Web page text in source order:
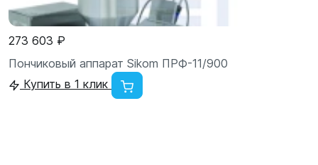
273 603 ₽
Пончиковый аппарат Sikom ПРФ-11/900
Купить в 1 клик